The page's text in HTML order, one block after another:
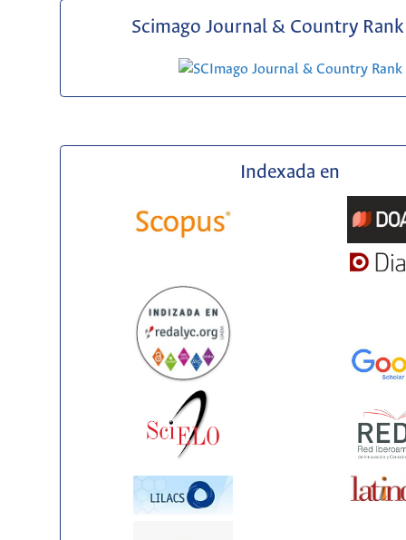
Scimago Journal & Country Rank
Indexada en